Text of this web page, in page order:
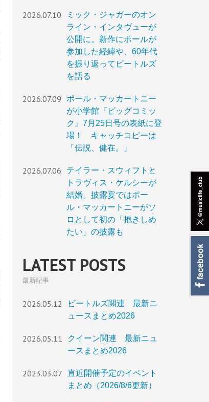
2026.07.10
ミック・ジャガーのオン
ライン・インタヴューが
公開に。新作にポールが
参加した経緯や、60年代
を振り返ってビートルズ
を語る
2026.07.09
ポール・マッカートニー
が小学館『ビッグコミッ
ク』7月25日号の表紙に登
場！ キャッチコピーは
「伝説、健在。」
2026.07.06
テイラー・スウィフトと
トラヴィス・ケルシーが
結婚。披露宴ではポー
ル・マッカートニーがソ
ロとして初の「抱きしめ
たい」の披露も
LATEST POSTS
最新記事
2026.05.12
ビートルズ関連 最新ニ
ュースまとめ2026
2026.05.11
クイーン関連 最新ニュ
ースまとめ2026
2023.03.07
直近開催予定のイベント
まとめ（2026/8/6更新）